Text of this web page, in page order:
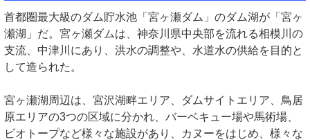
首都圏最大級のダム貯水池「宮ヶ瀬ダム」のダム湖が「宮ヶ
瀬湖」だ。宮ヶ瀬ダムは、神奈川県中央部を流れる相模川の
支流、中津川にあり、洪水の調整や、水道水の供給を目的と
して造られた。
宮ヶ瀬湖周辺は、宮沢湖畔エリア、ダムサイトエリア、鳥居
原エリアの3つの区域に分かれ、バーベキュー場や馬術場、
ビオトープなど様々な施設があり、カヌーをはじめ、様々な